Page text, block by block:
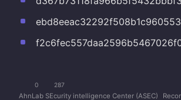
0 287
AhnLab SEcurity intelligence Center (ASEC)